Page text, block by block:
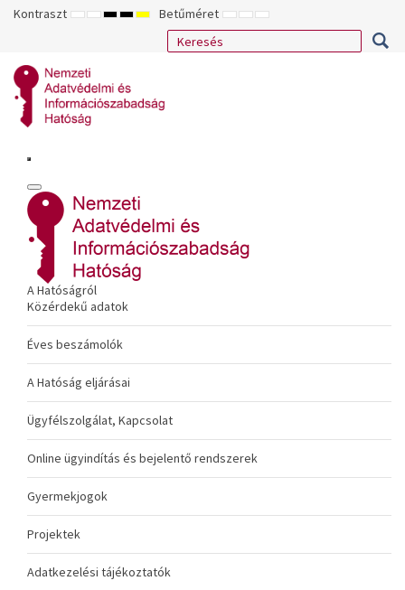
Kontraszt ALAPÉRTELMEZETT
ÉJSZAKAI
NAGY
KONTRASZTÚ
NAGY
KONTRASZTÚ
NAGY
KONTRASZTÚ
SÁRGA
FEKETE
Betűméret KISEBB
BETŰTÍPUS
ALAPÉRTELMEZETT
BETŰMÉRET
NAGYOBB
BETŰMÉRET
A Hatóságról
Közérdekű adatok
Éves beszámolók
A Hatóság eljárásai
Ügyfélszolgálat, Kapcsolat
Online ügyindítás és bejelentő rendszerek
Gyermekjogok
Projektek
Adatkezelési tájékoztatók